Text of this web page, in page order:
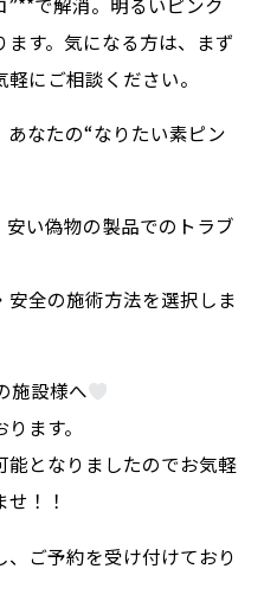
す。気になる方は、まず
にご相談ください。
なたの“なりたい素ピン
い偽物の製品でのトラブ
安全の施術方法を選択しま
施設様へ
ます。
能となりましたのでお気軽
！！
ご予約を受け付けており